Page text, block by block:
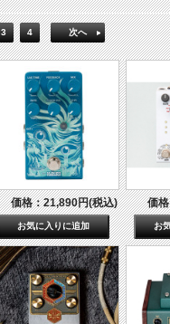
3 4 次へ
価格：21,890円(税込) 価